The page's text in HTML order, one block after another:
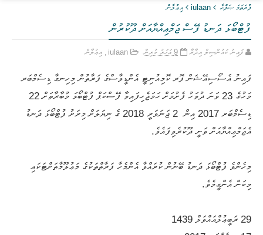
ފުރަތަމަ ޞަފްޙާ iulaan އިޢުލާން
ފުޓްބޯޅަ ދަނޑު ފޭސް ޖަމްޢިއްޔާއަށް ދޫކުރުން
ފައިނު ކައުންސިލް އިދާރާ 9 އަހަރު ކުރިން iulaan
, އިޢުލާން
ފައިނު އެސޯސިއޭޝަން ފޮރ ކޮމިއުނިޓީ އެންޑީވާސްގެ ފަރާތުން މިހިނގާ ޑިސެމްބަރ
މަހުގެ 23 ވަނަ ދުވަހު ފެށުމަށް ހަމަޖެހިފައިވާ ފޭސްކަޕް ފުޓްބޯޅަ މުބާރާތަށް 22
ޑިސެމްބަރ 2017 އިން
2 ޖަނަވަރީ 2018 ގެ ނިޔަލަށް މިރަށު ފުޓްބޯޅަ ދަނޑު
އެޖަމްޢިއްޔާއަށް ވަނީ ދޫކުރެވިފައެވެ.
މިހެންވެ ފުޓްބޯޅަ ދަނޑު ބޭނުން ކުރައްވާ އެންމެހާ ފަރާތްތަކުގެ މަޢުލޫމާތަށްޓަކައި
މިކަން އެންގީމެވެ.